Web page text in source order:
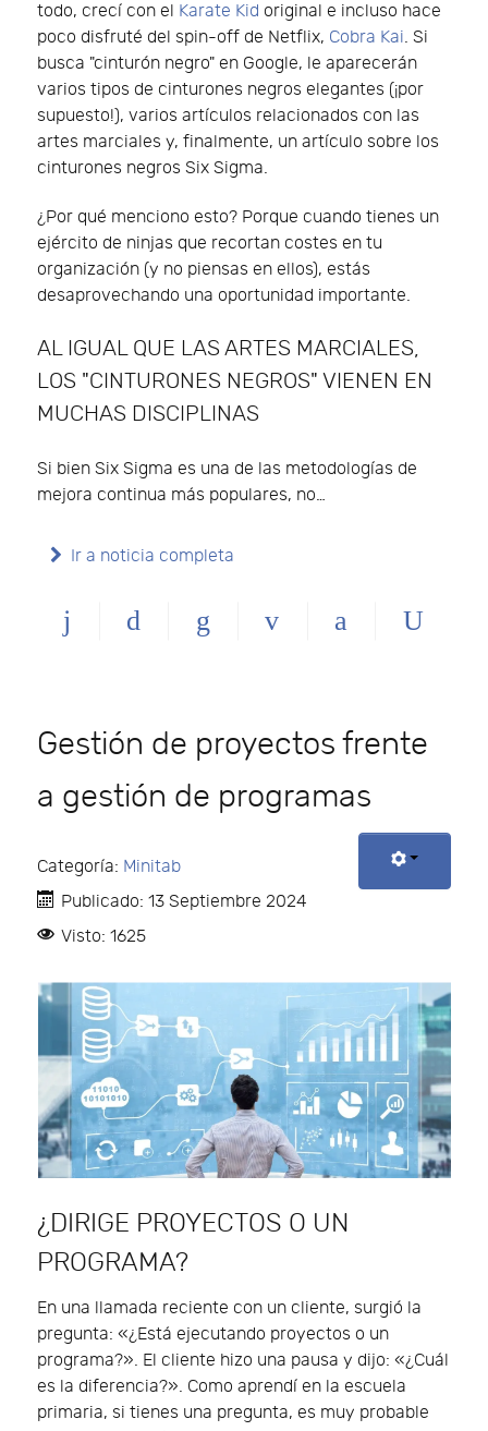
todo, crecí con el Karate Kid original e incluso hace
poco disfruté del spin-off de Netflix, Cobra Kai. Si
busca "cinturón negro" en Google, le aparecerán
varios tipos de cinturones negros elegantes (¡por
supuesto!), varios artículos relacionados con las
artes marciales y, finalmente, un artículo sobre los
cinturones negros Six Sigma.
¿Por qué menciono esto? Porque cuando tienes un
ejército de ninjas que recortan costes en tu
organización (y no piensas en ellos), estás
desaprovechando una oportunidad importante.
AL IGUAL QUE LAS ARTES MARCIALES,
LOS "CINTURONES NEGROS" VIENEN EN
MUCHAS DISCIPLINAS
Si bien Six Sigma es una de las metodologías de
mejora continua más populares, no…
Ir a noticia completa
Gestión de proyectos frente
a gestión de programas
Categoría: Minitab
Publicado: 13 Septiembre 2024
Visto: 1625
¿DIRIGE PROYECTOS O UN
PROGRAMA?
En una llamada reciente con un cliente, surgió la
pregunta: «¿Está ejecutando proyectos o un
programa?». El cliente hizo una pausa y dijo: «¿Cuál
es la diferencia?». Como aprendí en la escuela
primaria, si tienes una pregunta, es muy probable